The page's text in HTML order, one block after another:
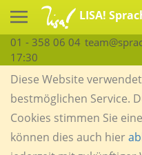
LISA!
01 - 358 06 04
17:30
Diese Website
bestmöglichen Service.
Cookies stimmen Sie
können dies auch hier